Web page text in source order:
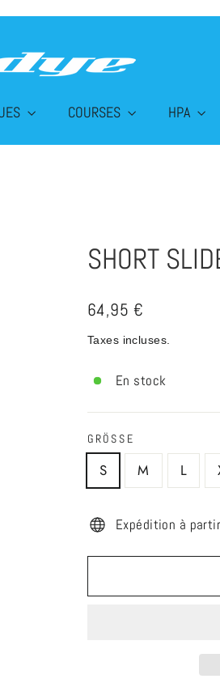
COURSES HPA
SHORT
Prix
64,95 €
Taxes incluses.
En stock
GRÖSSE
S M L
Expédition à